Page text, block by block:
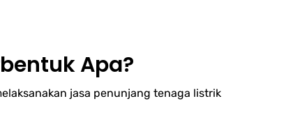
Apa?
jasa penunjang tenaga listrik